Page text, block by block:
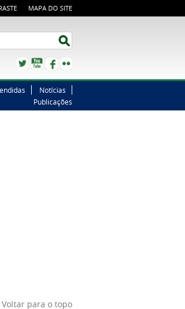
MAPA DO SITE
TwitterYouTubeFacebook
Notícias
Publicações
Voltar para o topo